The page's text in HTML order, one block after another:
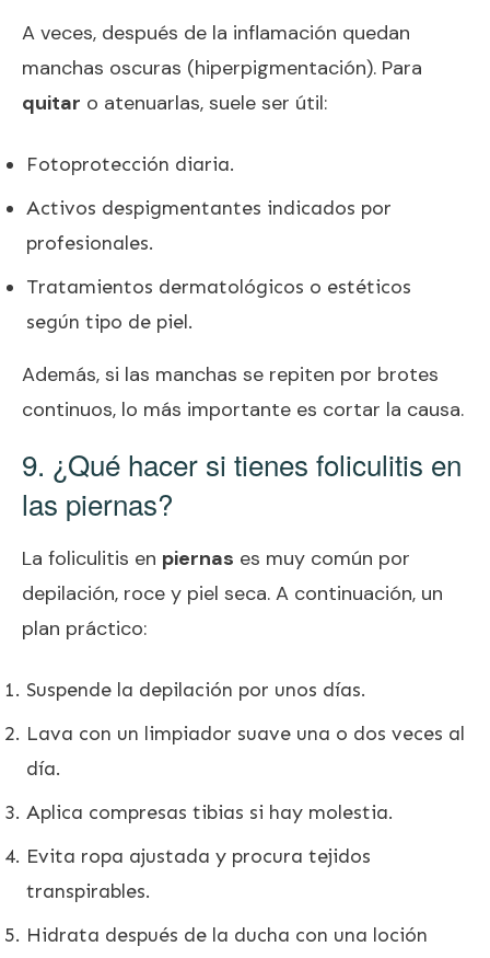
A veces, después de la inflamación quedan
manchas oscuras (hiperpigmentación). Para
quitar o atenuarlas, suele ser útil:
Fotoprotección diaria.
Activos despigmentantes indicados por
profesionales.
Tratamientos dermatológicos o estéticos
según tipo de piel.
Además, si las manchas se repiten por brotes
continuos, lo más importante es cortar la causa.
9. ¿Qué hacer si tienes foliculitis en
las piernas?
La foliculitis en piernas es muy común por
depilación, roce y piel seca. A continuación, un
plan práctico:
Suspende la depilación por unos días.
Lava con un limpiador suave una o dos veces al
día.
Aplica compresas tibias si hay molestia.
Evita ropa ajustada y procura tejidos
transpirables.
Hidrata después de la ducha con una loción